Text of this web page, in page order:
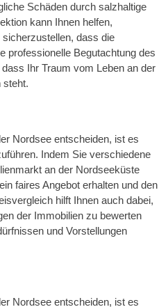
Schäden durch salzhaltige
kann Ihnen helfen,
dass die
professionelle Begutachtung des
Ihr Traum vom Leben an der
steht.
Nordsee entscheiden, ist es
Indem Sie verschiedene
an der Nordseeküste
faires Angebot erhalten und den
hilft Ihnen auch dabei,
der Immobilien zu bewerten
und Vorstellungen
Nordsee entscheiden, ist es